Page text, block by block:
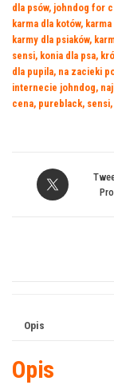
dla psów, johndog for
karma dla kotów,
karmy dla psiaków,
sensi, konia dla psa,
dla pupila, na zacieki
internecie johndog,
cena, pureblack, sensi,
Opis
Opis